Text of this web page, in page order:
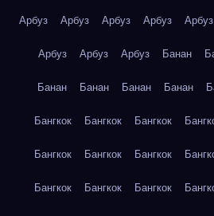
Арбуз Арбуз Арбуз Арбуз Арбуз
Арбуз Арбуз Арбуз Банан
Банан Банан Банан Банан
Бангкок Бангкок Бангкок
Бангкок Бангкок Бангкок
Бангкок Бангкок Бангкок